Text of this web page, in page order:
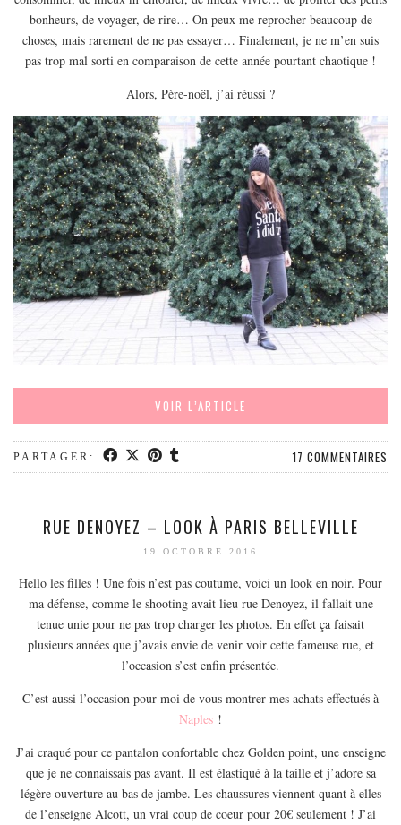
bonheurs, de voyager, de rire… On peux me reprocher beaucoup de
choses, mais rarement de ne pas essayer… Finalement, je ne m’en suis
pas trop mal sorti en comparaison de cette année pourtant chaotique !
Alors, Père-noël, j’ai réussi ?
VOIR L’ARTICLE
PARTAGER: 17 COMMENTAIRES
RUE DENOYEZ – LOOK À PARIS BELLEVILLE
19 OCTOBRE 2016
Hello les filles ! Une fois n’est pas coutume, voici un look en noir. Pour
ma défense, comme le shooting avait lieu rue Denoyez, il fallait une
tenue unie pour ne pas trop charger les photos. En effet ça faisait
plusieurs années que j’avais envie de venir voir cette fameuse rue, et
l’occasion s’est enfin présentée.
C’est aussi l’occasion pour moi de vous montrer mes achats effectués à
Naples !
J’ai craqué pour ce pantalon confortable chez Golden point, une enseigne
que je ne connaissais pas avant. Il est élastiqué à la taille et j’adore sa
légère ouverture au bas de jambe. Les chaussures viennent quant à elles
de l’enseigne Alcott, un vrai coup de coeur pour 20€ seulement ! J’ai